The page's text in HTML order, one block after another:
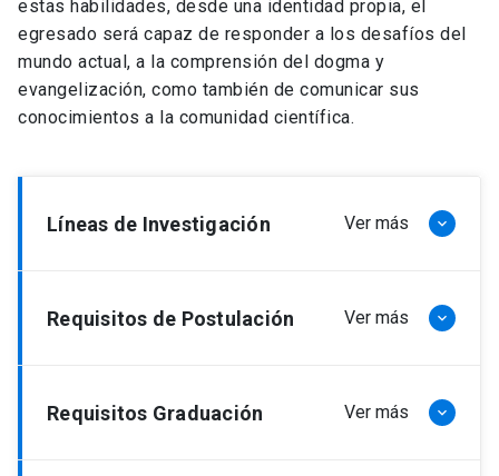
estas habilidades, desde una identidad propia, el
egresado será capaz de responder a los desafíos del
mundo actual, a la comprensión del dogma y
evangelización, como también de comunicar sus
conocimientos a la comunidad científica.
Líneas de Investigación Ver más keyboard_arrow_down
Teología sistemática o dogmática:
desarrollo de una teología de los signos de los
Requisitos de Postulación Ver más keyboard_arrow_down
Haber obtenido, con una nota no inferior a 5,5 (o
su equivalente), el grado académico de Magíster
Requisitos Graduación Ver más keyboard_arrow_down